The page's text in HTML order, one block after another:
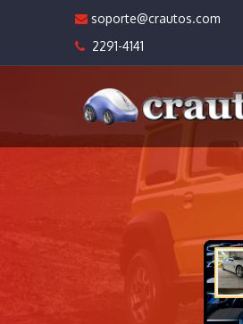
soporte@crautos.com
2291-4141